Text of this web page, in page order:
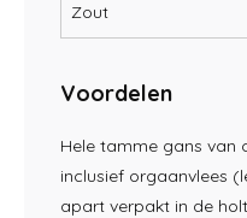
Zout
Voordelen
Hele tamme gans van
inclusief orgaanvlees
apart verpakt in de